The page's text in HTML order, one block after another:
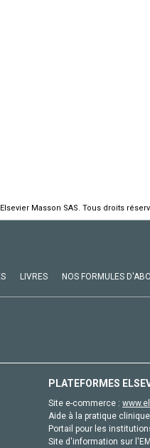
Masson SAS. Tous droits
LIVRES NOS FORMULES
PLATEFORMES
Site e-commerce :
Aide à la pratique
Portail pour les
Site d'information sur